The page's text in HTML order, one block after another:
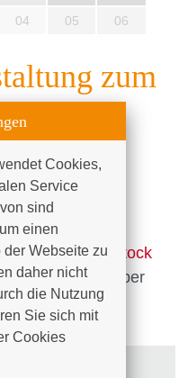
04 05 06
zum
Uhr
Medizin II
Südstadt Rostock
Franziska Fieber
Cookies,
Service
sind
einen
Webseite zu
daher nicht
die Nutzung
Sie sich mit
Cookies